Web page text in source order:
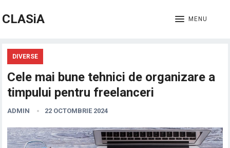
CLASiA MENU
DIVERSE
Cele mai bune tehnici de organizare a
timpului pentru freelanceri
ADMIN 22 OCTOMBRIE 2024